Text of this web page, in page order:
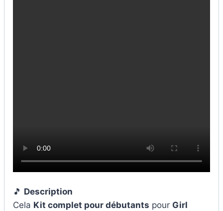
🎵 Description
Cela Kit complet pour débutants pour Girl